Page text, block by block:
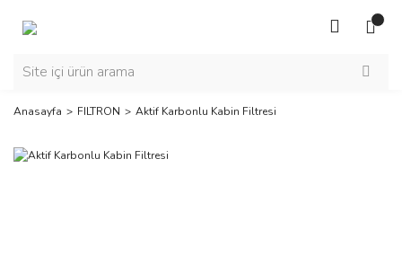
Anasayfa FILTRON Aktif Karbonlu Kabin Filtresi